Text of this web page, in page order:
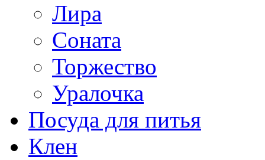
Лира
Соната
Торжество
Уралочка
Посуда для питья
Клен